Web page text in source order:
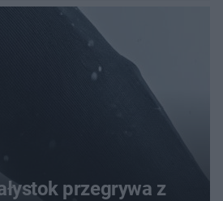
przegrywa z